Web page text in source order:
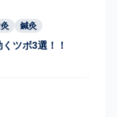
鍼灸
ツボ3選！！